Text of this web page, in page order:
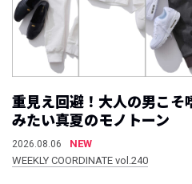
重見え回避！大人の男こそ
みたい真夏のモノトーン
2026.08.06
NEW
WEEKLY COORDINATE vol.240